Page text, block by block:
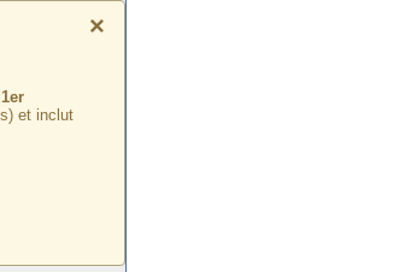
×
1er
et inclut